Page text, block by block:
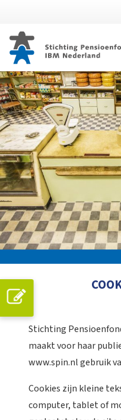
Stichting
maakt voor haar
www.spin.nl gebruik
Cookies zijn kleine
computer, tablet of